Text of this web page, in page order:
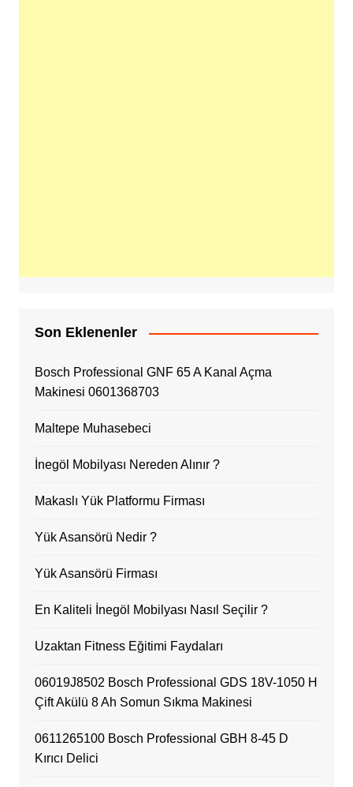
Son Eklenenler
Bosch Professional GNF 65 A Kanal Açma
Makinesi 0601368703
Maltepe Muhasebeci
İnegöl Mobilyası Nereden Alınır ?
Makaslı Yük Platformu Firması
Yük Asansörü Nedir ?
Yük Asansörü Firması
En Kaliteli İnegöl Mobilyası Nasıl Seçilir ?
Uzaktan Fitness Eğitimi Faydaları
06019J8502 Bosch Professional GDS 18V-1050 H
Çift Akülü 8 Ah Somun Sıkma Makinesi
0611265100 Bosch Professional GBH 8-45 D
Kırıcı Delici